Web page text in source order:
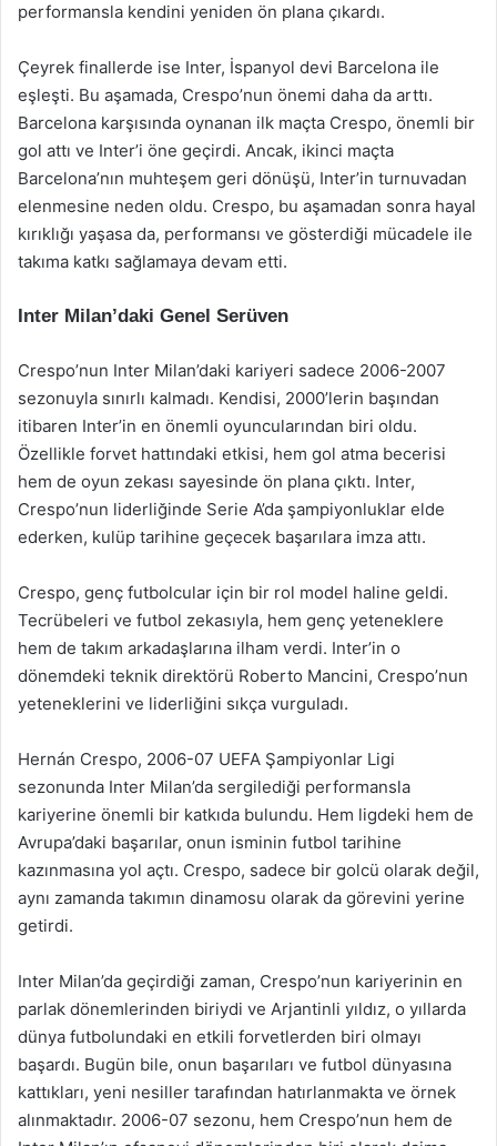
performansla kendini yeniden ön plana çıkardı.
Çeyrek finallerde ise Inter, İspanyol devi Barcelona ile
eşleşti. Bu aşamada, Crespo’nun önemi daha da arttı.
Barcelona karşısında oynanan ilk maçta Crespo, önemli bir
gol attı ve Inter’i öne geçirdi. Ancak, ikinci maçta
Barcelona’nın muhteşem geri dönüşü, Inter’in turnuvadan
elenmesine neden oldu. Crespo, bu aşamadan sonra hayal
kırıklığı yaşasa da, performansı ve gösterdiği mücadele ile
takıma katkı sağlamaya devam etti.
Inter Milan’daki Genel Serüven
Crespo’nun Inter Milan’daki kariyeri sadece 2006-2007
sezonuyla sınırlı kalmadı. Kendisi, 2000’lerin başından
itibaren Inter’in en önemli oyuncularından biri oldu.
Özellikle forvet hattındaki etkisi, hem gol atma becerisi
hem de oyun zekası sayesinde ön plana çıktı. Inter,
Crespo’nun liderliğinde Serie A’da şampiyonluklar elde
ederken, kulüp tarihine geçecek başarılara imza attı.
Crespo, genç futbolcular için bir rol model haline geldi.
Tecrübeleri ve futbol zekasıyla, hem genç yeteneklere
hem de takım arkadaşlarına ilham verdi. Inter’in o
dönemdeki teknik direktörü Roberto Mancini, Crespo’nun
yeteneklerini ve liderliğini sıkça vurguladı.
Hernán Crespo, 2006-07 UEFA Şampiyonlar Ligi
sezonunda Inter Milan’da sergilediği performansla
kariyerine önemli bir katkıda bulundu. Hem ligdeki hem de
Avrupa’daki başarılar, onun isminin futbol tarihine
kazınmasına yol açtı. Crespo, sadece bir golcü olarak değil,
aynı zamanda takımın dinamosu olarak da görevini yerine
getirdi.
Inter Milan’da geçirdiği zaman, Crespo’nun kariyerinin en
parlak dönemlerinden biriydi ve Arjantinli yıldız, o yıllarda
dünya futbolundaki en etkili forvetlerden biri olmayı
başardı. Bugün bile, onun başarıları ve futbol dünyasına
kattıkları, yeni nesiller tarafından hatırlanmakta ve örnek
alınmaktadır. 2006-07 sezonu, hem Crespo’nun hem de